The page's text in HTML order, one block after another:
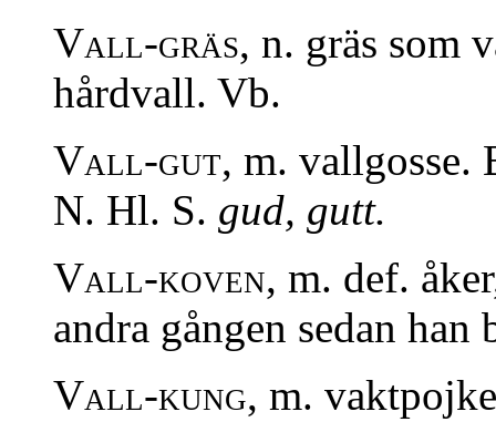
Vall-gräs, n. gräs som
hårdvall. Vb.
Vall-gut, m. vallgosse.
N. Hl. S. gud, gutt.
Vall-koven, m. def.
andra gången sedan han
Vall-kung, m.